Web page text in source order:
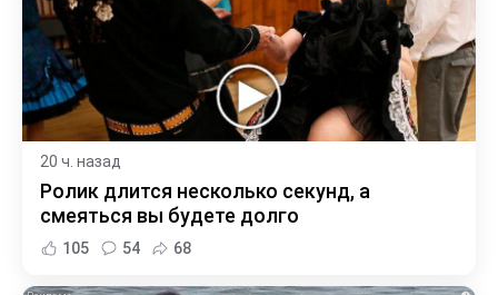
20 ч. назад
Ролик длится несколько секунд, а
смеяться вы будете долго
105 54 68